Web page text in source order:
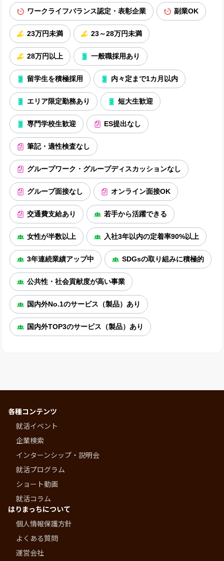
ワークライフバランス認定・表彰企業 副業OK
23万円未満 23～28万円未満
28万円以上 一般職採用あり
留学生を積極採用 内々定まで1カ月以内
エリア限定勤務あり 短大生歓迎
専門学校生歓迎 ES提出なし
筆記・適性検査なし
グループワーク・グループディスカッションなし
グループ面接なし オンライン面接OK
交通費支給あり 若手から活躍できる
女性が半数以上 入社3年以内の定着率90%以上
3年連続業績アップ中 SDGsの取り組みに積極的
公共性・社会貢献度が高い事業
国内外No.1のサービス（製品）あり
国内外TOP3のサービス（製品）あり
各種コンテンツ
就活イベント
企業検索
インターンシップ・説明会
就活プログラム
ショート動画
就活コラム
はりまっちについて
個人情報保護方針
よくある質問
運営会社